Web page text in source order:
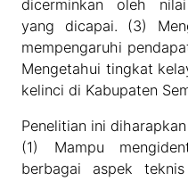
dicerminkan oleh
yang dicapai. (3)
mempengaruhi
Mengetahui tingkat
kelinci di Kabupaten
Penelitian ini
(1) Mampu
berbagai aspek